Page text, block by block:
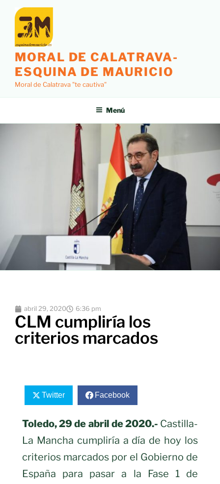
MORAL DE CALATRAVA-
ESQUINA DE MAURICIO
Moral de Calatrava "te cautiva"
Menú
abril 29, 2020 6:36 pm
CLM cumpliría los
criterios marcados
Twitter Facebook
Toledo, 29 de abril de 2020.- Castilla-
La Mancha cumpliría a día de hoy los
criterios marcados por el Gobierno de
España para pasar a la Fase 1 de